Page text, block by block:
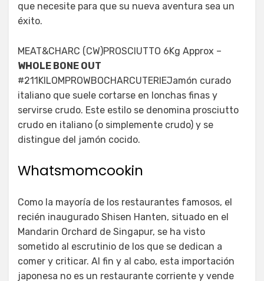
que necesite para que su nueva aventura sea un
éxito.
MEAT&CHARC (CW)PROSCIUTTO 6Kg Approx –
WHOLE BONE OUT
#211KILOMPROWBOCHARCUTERIEJamón curado
italiano que suele cortarse en lonchas finas y
servirse crudo. Este estilo se denomina prosciutto
crudo en italiano (o simplemente crudo) y se
distingue del jamón cocido.
Whatsmomcookin
Como la mayoría de los restaurantes famosos, el
recién inaugurado Shisen Hanten, situado en el
Mandarin Orchard de Singapur, se ha visto
sometido al escrutinio de los que se dedican a
comer y criticar. Al fin y al cabo, esta importación
japonesa no es un restaurante corriente y vende